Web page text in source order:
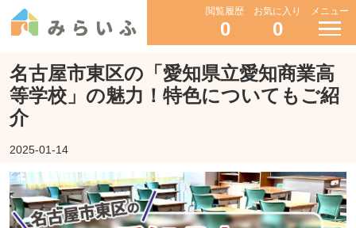
閲覧履歴
0
お気に入り
0
メニュー
名古屋市東区の「愛知県立愛知商業高
等学校」の魅力！特色についてもご紹
介
2025-01-14